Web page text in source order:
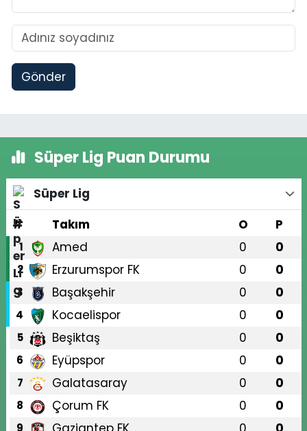
Gönder
Süper Lig Puan Durumu
Süper Lig
#
Takım O P
1 Amed 0 0
2 Erzurumspor FK 0 0
3 Başakşehir 0 0
4 Kocaelispor 0 0
5 Beşiktaş 0 0
6 Eyüpspor 0 0
7 Galatasaray 0 0
8 Çorum FK 0 0
9